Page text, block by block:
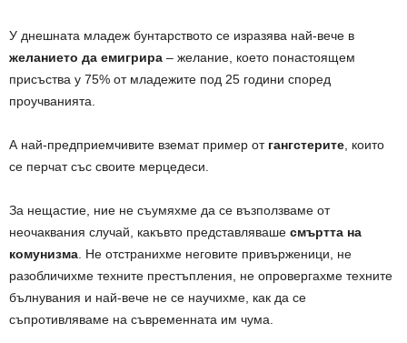
У днешната младеж бунтарството се изразява най-вече в
желанието да емигрира – желание, което понастоящем
присъства у 75% от младежите под 25 години според
проучванията.
А най-предприемчивите вземат пример от гангстерите , които
се перчат със своите мерцедеси.
За нещастие, ние не съумяхме да се възползваме от
неочаквания случай, какъвто представляваше смъртта на
комунизма . Не отстранихме неговите привърженици, не
разобличихме техните престъпления, не опровергахме техните
бълнувания и най-вече не се научихме, как да се
съпротивляваме на съвременната им чума.